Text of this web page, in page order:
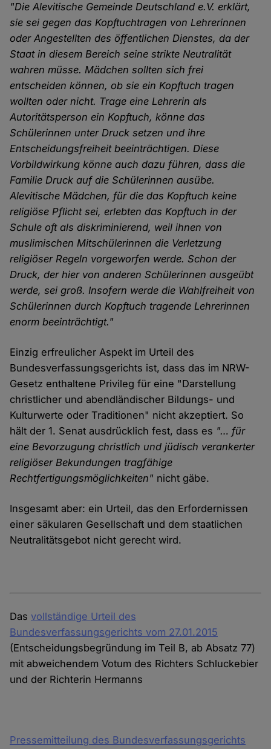
"Die Alevitische Gemeinde Deutschland e.V. erklärt,
sie sei gegen das Kopftuchtragen von Lehrerinnen
oder Angestellten des öffentlichen Dienstes, da der
Staat in diesem Bereich seine strikte Neutralität
wahren müsse. Mädchen sollten sich frei
entscheiden können, ob sie ein Kopftuch tragen
wollten oder nicht. Trage eine Lehrerin als
Autoritätsperson ein Kopftuch, könne das
Schülerinnen unter Druck setzen und ihre
Entscheidungsfreiheit beeinträchtigen. Diese
Vorbildwirkung könne auch dazu führen, dass die
Familie Druck auf die Schülerinnen ausübe.
Alevitische Mädchen, für die das Kopftuch keine
religiöse Pflicht sei, erlebten das Kopftuch in der
Schule oft als diskriminierend, weil ihnen von
muslimischen Mitschülerinnen die Verletzung
religiöser Regeln vorgeworfen werde. Schon der
Druck, der hier von anderen Schülerinnen ausgeübt
werde, sei groß. Insofern werde die Wahlfreiheit von
Schülerinnen durch Kopftuch tragende Lehrerinnen
enorm beeinträchtigt."
Einzig erfreulicher Aspekt im Urteil des
Bundesverfassungsgerichts ist, dass das im NRW-
Gesetz enthaltene Privileg für eine "Darstellung
christlicher und abendländischer Bildungs- und
Kulturwerte oder Traditionen" nicht akzeptiert. So
hält der 1. Senat ausdrücklich fest, dass es "… für
eine Bevorzugung christlich und jüdisch verankerter
religiöser Bekundungen tragfähige
Rechtfertigungsmöglichkeiten" nicht gäbe.
Insgesamt aber: ein Urteil, das den Erfordernissen
einer säkularen Gesellschaft und dem staatlichen
Neutralitätsgebot nicht gerecht wird.
Dasvollständige Urteil des
Bundesverfassungsgerichts vom 27.01.2015
(Entscheidungsbegründung im Teil B, ab Absatz 77)
mit abweichendem Votum des Richters Schluckebier
und der Richterin Hermanns
Pressemitteilung des Bundesverfassungsgerichts